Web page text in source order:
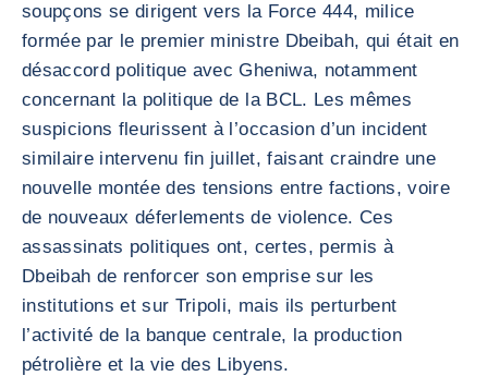
soupçons se dirigent vers la Force 444, milice
formée par le premier ministre Dbeibah, qui était en
désaccord politique avec Gheniwa, notamment
concernant la politique de la BCL. Les mêmes
suspicions fleurissent à l’occasion d’un incident
similaire intervenu fin juillet, faisant craindre une
nouvelle montée des tensions entre factions, voire
de nouveaux déferlements de violence. Ces
assassinats politiques ont, certes, permis à
Dbeibah de renforcer son emprise sur les
institutions et sur Tripoli, mais ils perturbent
l’activité de la banque centrale, la production
pétrolière et la vie des Libyens.